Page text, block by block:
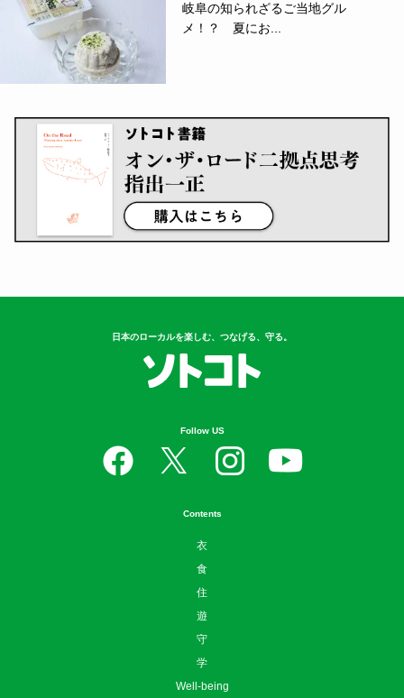
岐阜の知られざるご当地グル
メ！？ 夏にお...
日本のローカルを楽しむ、つなげる、守る。
Follow US
Contents
衣
食
住
遊
守
学
Well-being